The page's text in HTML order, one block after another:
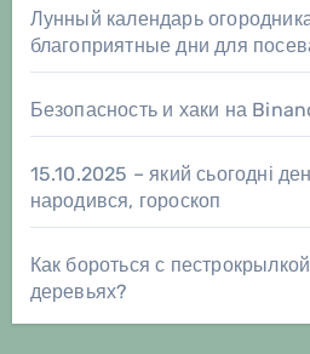
Лунный календарь
благоприятные дни для
Безопасность и хаки на
15.10.2025 – який сьогодні
народився, гороскоп
Как бороться с
деревьях?